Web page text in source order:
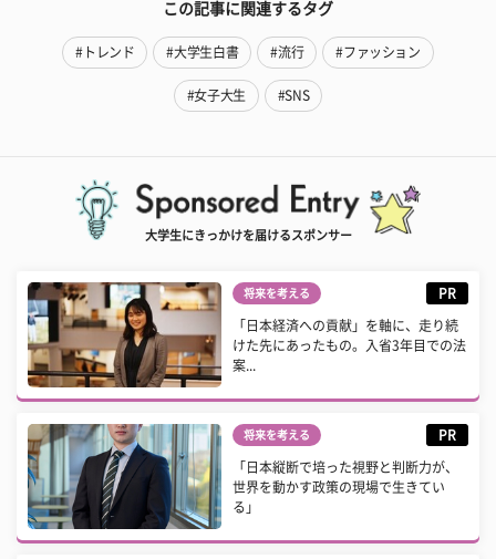
この記事に関連するタグ
#トレンド #大学生白書 #流行 #ファッション
#女子大生 #SNS
大学生にきっかけを届けるスポンサー
将来を考える PR
「日本経済への貢献」を軸に、走り続
けた先にあったもの。入省3年目での法
案...
将来を考える PR
「日本縦断で培った視野と判断力が、
世界を動かす政策の現場で生きてい
る」